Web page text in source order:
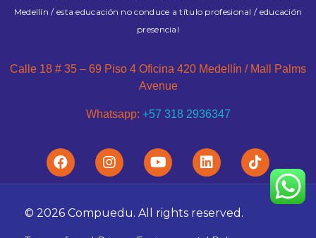
Medellín / esta educación no conduce a título profesional / educación
presencial
Calle 18 # 35 – 69 Piso 4 Oficina 420 Medellín / Mall Palms
Avenue
Whatsapp: +57 318 2936347
© 2026 Compuedu. All rights reserved.